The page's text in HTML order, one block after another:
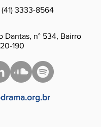
(41) 3333-8564
Dantas, n° 534, Bairro
190